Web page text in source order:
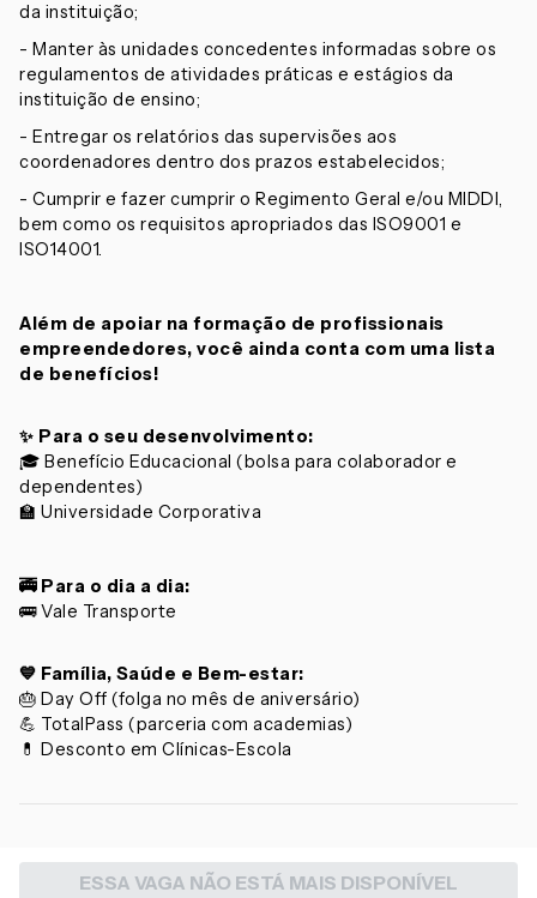
da instituição;
- Manter às unidades concedentes informadas sobre os
regulamentos de atividades práticas e estágios da
instituição de ensino;
- Entregar os relatórios das supervisões aos
coordenadores dentro dos prazos estabelecidos;
- Cumprir e fazer cumprir o Regimento Geral e/ou MIDDI,
bem como os requisitos apropriados das ISO9001 e
ISO14001.
Além de apoiar na formação de profissionais
empreendedores, você ainda conta com uma lista
de benefícios!
✨ Para o seu desenvolvimento:
🎓 Benefício Educacional (bolsa para colaborador e
dependentes)
🏫 Universidade Corporativa
🚎 Para o dia a dia:
🚌 Vale Transporte
💙 Família, Saúde e Bem-estar:
🎂 Day Off (folga no mês de aniversário)
💪 TotalPass (parceria com academias)
💊 Desconto em Clínicas-Escola
ESSA VAGA NÃO ESTÁ MAIS DISPONÍVEL